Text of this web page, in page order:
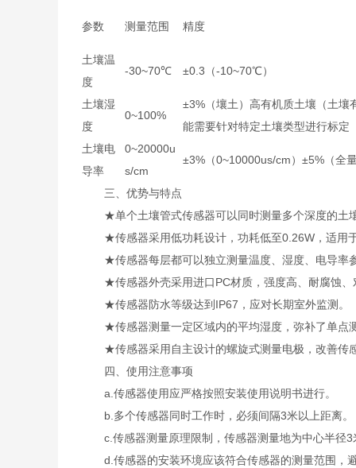
参数 测量范围 精度
土壤温
度
-30~70℃ ±0.3（-10~70℃）
土壤湿
度
0~100%
±3%（壤土）高有机质土壤（土壤
能需要针对特定土壤类型进行标定
土壤电
导率
0~20000u
s/cm
±3%（0~10000us/cm）±5%（全
三、优势与特点
★单个土壤管式传感器可以同时测量多个深度的土
★传感器采用低功耗设计，功耗低至0.26W，适用
★传感器每层都可以独立测量温度、湿度、电导率
★传感器外壳采用进口PC材质，强度高、耐腐蚀、
★传感器防水等级达到IP67，应对长期室外监测。
★传感器测量一定区域内的平均湿度，弥补了单点
★传感器采用自主设计的螺旋式测量电极，改善传
四、使用注意事项
a.传感器使用应严格按照安装使用说明书进行。
b.多个传感器同时工作时，必须间隔3米以上距离。
c.传感器测量原理限制，传感器测量地为中心半径3
d.传感器的安装环境应该符合传感器的测量范围，